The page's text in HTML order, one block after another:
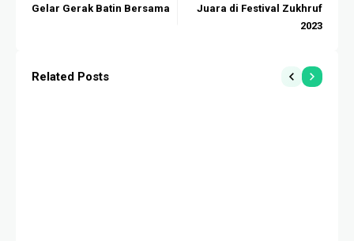
Gelar Gerak Batin Bersama
Juara di Festival Zukhruf
2023
Related Posts